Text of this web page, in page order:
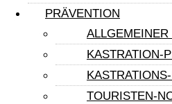
PRÄVENTION
KASTRATION-
TOURISTEN-
Wie hoch sind die
Die anfallenden
Beim
Bei Zahlungen via